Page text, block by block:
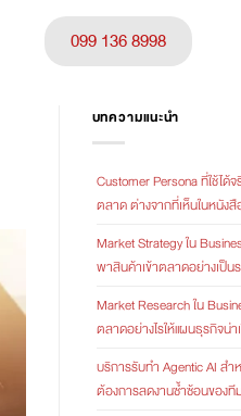
099 136 8998
บทความแนะนำ
Customer Persona ที่ใช้ได้
ตลาด ต่างจากที่เห็นในหนังสื
Market Strategy ใน
พาสินค้าเข้าตลาดอย่างเป็น
Market Research ใน
ตลาดอย่างไรให้แผนธุรกิจน่
บริการรับทำ Agentic AI ส
ต้องการลดงานซ้ำซ้อนของที